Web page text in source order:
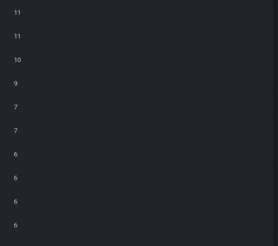
11
11
10
9
7
7
6
6
6
6